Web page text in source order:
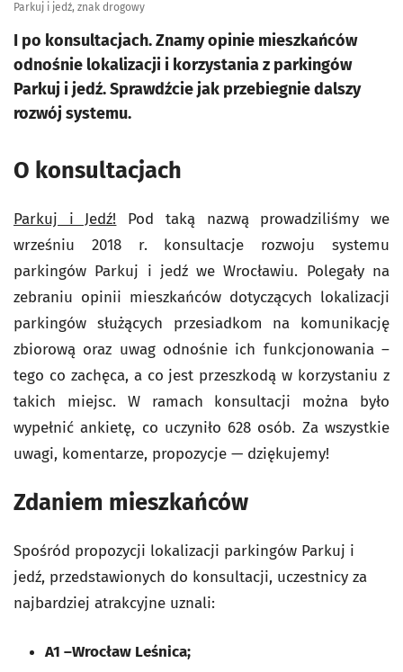
Parkuj i jedź, znak drogowy
I po konsultacjach. Znamy opinie mieszkańców
odnośnie lokalizacji i korzystania z parkingów
Parkuj i jedź. Sprawdźcie jak przebiegnie dalszy
rozwój systemu.
O konsultacjach
Parkuj i Jedź! Pod taką nazwą prowadziliśmy we
wrześniu 2018 r. konsultacje rozwoju systemu
parkingów Parkuj i jedź we Wrocławiu. Polegały na
zebraniu opinii mieszkańców dotyczących lokalizacji
parkingów służących przesiadkom na komunikację
zbiorową oraz uwag odnośnie ich funkcjonowania –
tego co zachęca, a co jest przeszkodą w korzystaniu z
takich miejsc. W ramach konsultacji można było
wypełnić ankietę, co uczyniło 628 osób. Za wszystkie
uwagi, komentarze, propozycje — dziękujemy!
Zdaniem mieszkańców
Spośród propozycji lokalizacji parkingów Parkuj i
jedź, przedstawionych do konsultacji, uczestnicy za
najbardziej atrakcyjne uznali:
A1 –Wrocław Leśnica;